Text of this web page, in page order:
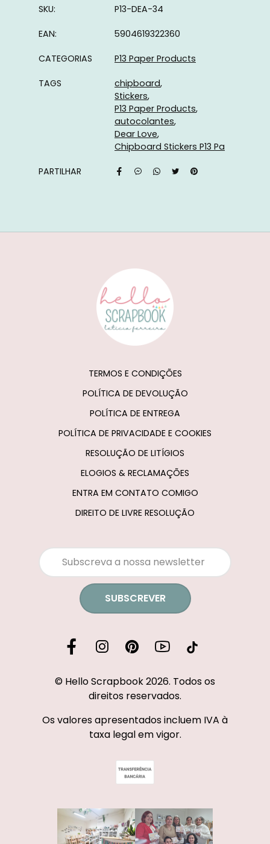
SKU: P13-DEA-34
EAN: 5904619322360
CATEGORIAS P13 Paper Products
TAGS
chipboard
Stickers
P13 Paper Products
autocolantes
Dear Love
Chipboard Stickers P13 Pa
PARTILHAR
TERMOS E CONDIÇÕES
POLÍTICA DE DEVOLUÇÃO
POLÍTICA DE ENTREGA
POLÍTICA DE PRIVACIDADE E COOKIES
RESOLUÇÃO DE LITÍGIOS
ELOGIOS & RECLAMAÇÕES
ENTRA EM CONTATO COMIGO
DIREITO DE LIVRE RESOLUÇÃO
SUBSCREVER
© Hello Scrapbook 2026. Todos os
direitos reservados.
Os valores apresentados incluem IVA à
taxa legal em vigor.